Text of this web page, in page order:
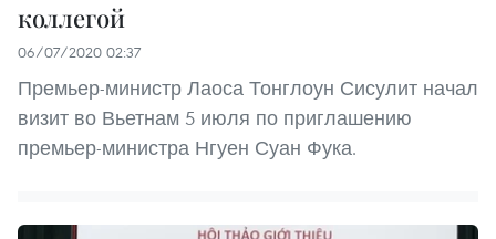
коллегой
06/07/2020 02:37
Премьер-министр Лаоса Тонглоун Сисулит начал
визит во Вьетнам 5 июля по приглашению
премьер-министра Нгуен Суан Фука.